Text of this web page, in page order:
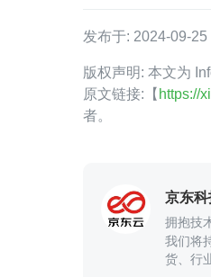
发布于: 2024-09-25
版权声明: 本文为
原文链接:【 https://
者。
京东
拥抱技
我们将
货、行